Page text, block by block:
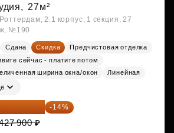
27м²
2.1 корпус, 1 секция, 27
№190
Сдана Скидка
Предчистовая отделка
сейчас - платите потом
ширина окна/окон
Линейная
147 994 ₽ -14%
900 ₽